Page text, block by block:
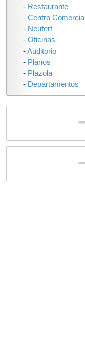
- Restaurante
- Centro Comercial
- Neufert
- Oficinas
-Auditorio
- Planos
- Plazola
- Departamentos